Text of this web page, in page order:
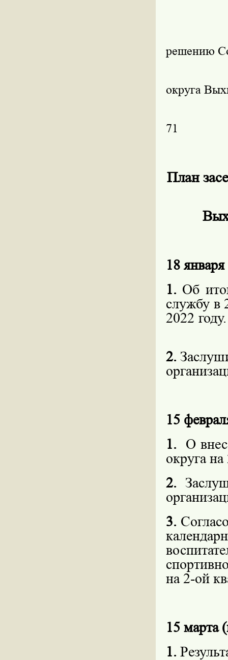
решению
округа
71
План
18
1. Об
службу в
2022 году.
2.
15
1. О
округа
2.
3.
на 2-ой
15 марта
1.